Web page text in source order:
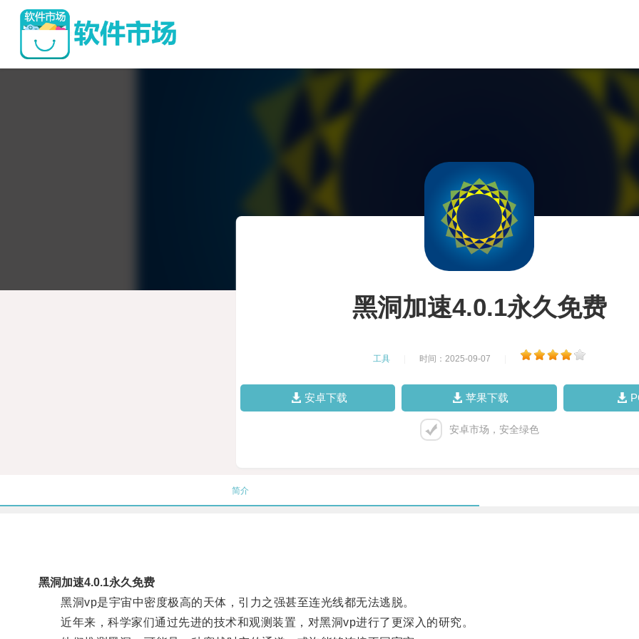
黑洞加速4.0.1永久免费
工具 时间：2025-09-07
安卓下载 苹果下载
安卓市场，安全绿色
简介
黑洞加速4.0.1永久免费
黑洞vp是宇宙中密度极高的天体，引力之强甚至连光线都无法逃脱。
近年来，科学家们通过先进的技术和观测装置，对黑洞vp进行了更深入的研究。